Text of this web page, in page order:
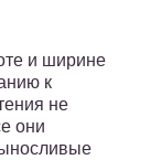
и ширине
к
не
они